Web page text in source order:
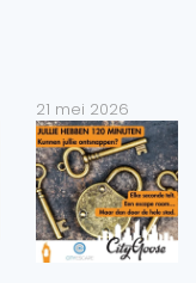
21 mei 2026